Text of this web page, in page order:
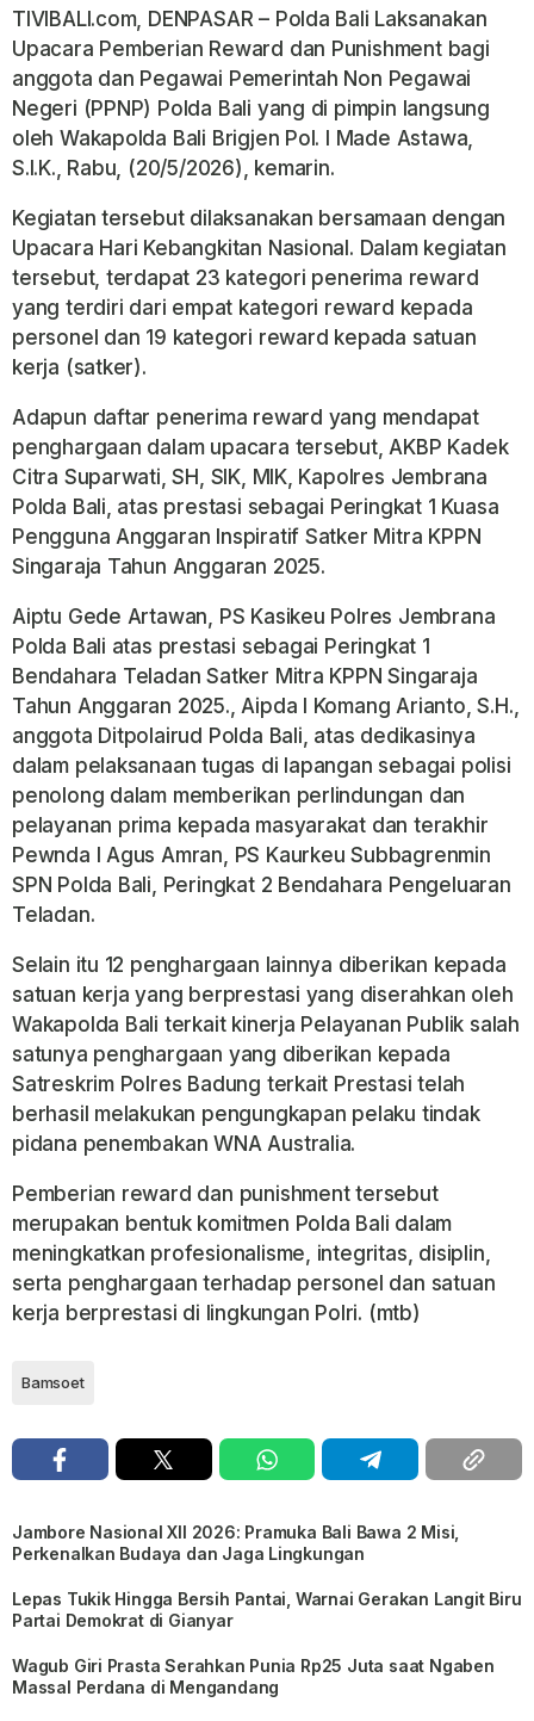
TIVIBALI.com, DENPASAR – Polda Bali Laksanakan
Upacara Pemberian Reward dan Punishment bagi
anggota dan Pegawai Pemerintah Non Pegawai
Negeri (PPNP) Polda Bali yang di pimpin langsung
oleh Wakapolda Bali Brigjen Pol. I Made Astawa,
S.I.K., Rabu, (20/5/2026), kemarin.
Kegiatan tersebut dilaksanakan bersamaan dengan
Upacara Hari Kebangkitan Nasional. Dalam kegiatan
tersebut, terdapat 23 kategori penerima reward
yang terdiri dari empat kategori reward kepada
personel dan 19 kategori reward kepada satuan
kerja (satker).
Adapun daftar penerima reward yang mendapat
penghargaan dalam upacara tersebut, AKBP Kadek
Citra Suparwati, SH, SIK, MIK, Kapolres Jembrana
Polda Bali, atas prestasi sebagai Peringkat 1 Kuasa
Pengguna Anggaran Inspiratif Satker Mitra KPPN
Singaraja Tahun Anggaran 2025.
Aiptu Gede Artawan, PS Kasikeu Polres Jembrana
Polda Bali atas prestasi sebagai Peringkat 1
Bendahara Teladan Satker Mitra KPPN Singaraja
Tahun Anggaran 2025., Aipda I Komang Arianto, S.H.,
anggota Ditpolairud Polda Bali, atas dedikasinya
dalam pelaksanaan tugas di lapangan sebagai polisi
penolong dalam memberikan perlindungan dan
pelayanan prima kepada masyarakat dan terakhir
Pewnda I Agus Amran, PS Kaurkeu Subbagrenmin
SPN Polda Bali, Peringkat 2 Bendahara Pengeluaran
Teladan.
Selain itu 12 penghargaan lainnya diberikan kepada
satuan kerja yang berprestasi yang diserahkan oleh
Wakapolda Bali terkait kinerja Pelayanan Publik salah
satunya penghargaan yang diberikan kepada
Satreskrim Polres Badung terkait Prestasi telah
berhasil melakukan pengungkapan pelaku tindak
pidana penembakan WNA Australia.
Pemberian reward dan punishment tersebut
merupakan bentuk komitmen Polda Bali dalam
meningkatkan profesionalisme, integritas, disiplin,
serta penghargaan terhadap personel dan satuan
kerja berprestasi di lingkungan Polri. (mtb)
Bamsoet
Jambore Nasional XII 2026: Pramuka Bali Bawa 2 Misi,
Perkenalkan Budaya dan Jaga Lingkungan
Lepas Tukik Hingga Bersih Pantai, Warnai Gerakan Langit Biru
Partai Demokrat di Gianyar
Wagub Giri Prasta Serahkan Punia Rp25 Juta saat Ngaben
Massal Perdana di Mengandang